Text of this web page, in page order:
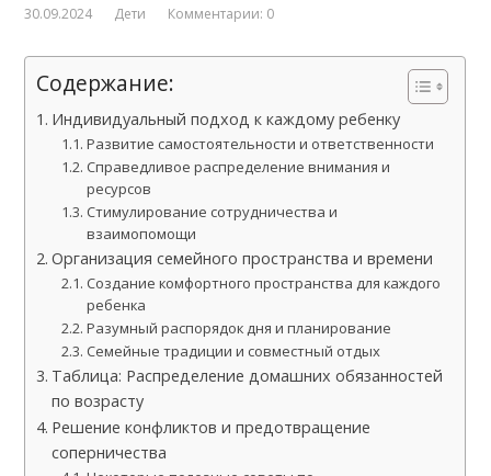
30.09.2024 Дети Комментарии: 0
Содержание:
Индивидуальный подход к каждому ребенку
Развитие самостоятельности и ответственности
Справедливое распределение внимания и
ресурсов
Стимулирование сотрудничества и
взаимопомощи
Организация семейного пространства и времени
Создание комфортного пространства для каждого
ребенка
Разумный распорядок дня и планирование
Семейные традиции и совместный отдых
Таблица: Распределение домашних обязанностей
по возрасту
Решение конфликтов и предотвращение
соперничества